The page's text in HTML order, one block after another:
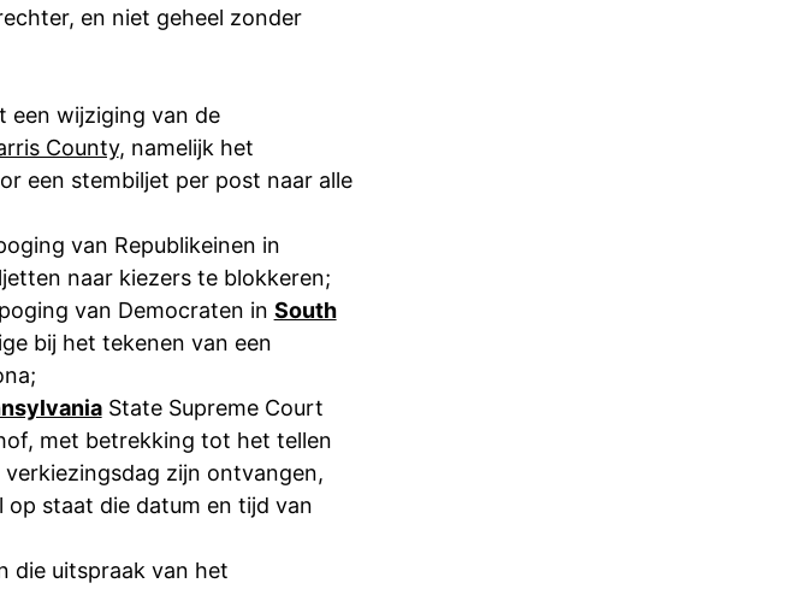
en niet geheel zonder
een wijziging van de
County, namelijk het
een stembiljet per post naar alle
van Republikeinen in
naar kiezers te blokkeren;
van Democraten in South
bij het tekenen van een
State Supreme Court
met betrekking tot het tellen
zijn ontvangen,
op staat die datum en tijd van
die uitspraak van het